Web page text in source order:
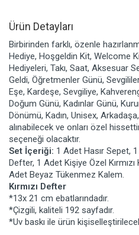
Ürün Detayları
Birbirinden farklı, özenle
Hediye, Hoşgeldin Kit, Welcome
Hediyeleri, Takı, Saat, Aksesuar
Geldi, Öğretmenler Günü,
Eşe, Kardeşe, Sevgiliye,
Doğum Günü, Kadınlar Günü,
Dönümü, Kadın, Unisex,
alınabilecek ve onları özel
seçeneği olacaktır.
Set İçeriği: 1 Adet Hasır Sepet,
Defter, 1 Adet Kişiye Özel
Adet Beyaz Tükenmez Kalem.
Kırmızı Defter
*13x 21 cm ebatlarındadır.
*Çizgili, kaliteli 192 sayfadır.
*Uv baskı ile ürün